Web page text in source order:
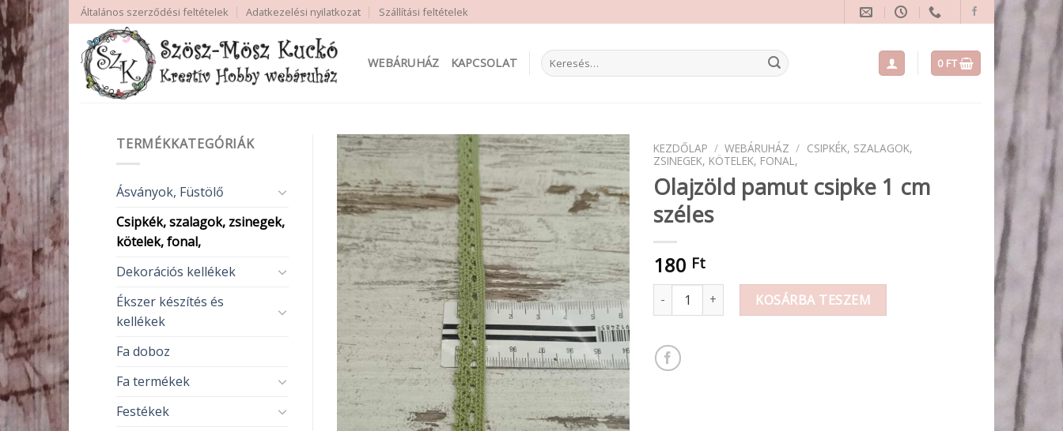
Skip
to
content
Általános szerződési feltételek Adatkezelési nyilatkozat Szállítási feltételek
WEBÁRUHÁZ KAPCSOLAT
Keresés
a
0 FT
TERMÉKKATEGÓRIÁK
Ásványok, Füstölő
Csipkék, szalagok, zsinegek,
kötelek, fonal,
Dekorációs kellékek
Ékszer készítés és
kellékek
Fa doboz
Fa termékek
Festékek
KEZDŐLAP / WEBÁRUHÁZ / CSIPKÉK, SZALAGOK,
ZSINEGEK, KÖTELEK, FONAL,
Olajzöld pamut csipke 1 cm
széles
180 Ft
Olajzöld pamut csipke 1 cm széles mennyiség
KOSÁRBA TESZEM